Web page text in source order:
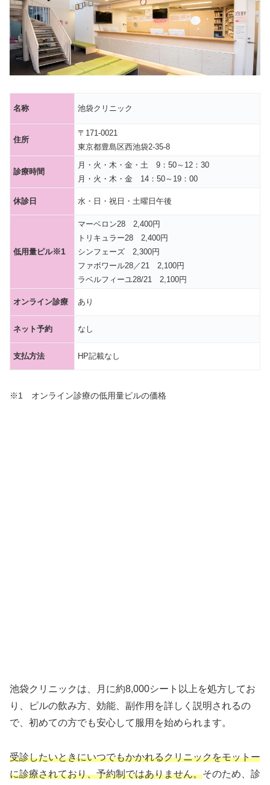
名称 池袋クリニック
住所
〒171-0021
東京都豊島区西池袋2-35-8
診療時間
月・火・木・金・土 9：50～12：30
月・火・木・金 14：50～19：00
休診日 水・日・祝日・土曜日午後
低用量ピル※1
マーベロン28 2,400円
トリキュラー28 2,400円
シンフェーズ 2,300円
ファボワール28／21 2,100円
ラベルフィーユ28/21 2,100円
オンライン診療 あり
ネット予約 なし
支払方法 HP記載なし
※1 オンライン診療の低用量ピルの価格
池袋クリニックは、月に約8,000シート以上を処方してお
り、ピルの飲み方、効能、副作用を詳しく説明されるの
で、初めての方でも安心して服用を始められます。
受診したいときにいつでもかかれるクリニックをモットー
に診療されており、予約制ではありません。そのため、診